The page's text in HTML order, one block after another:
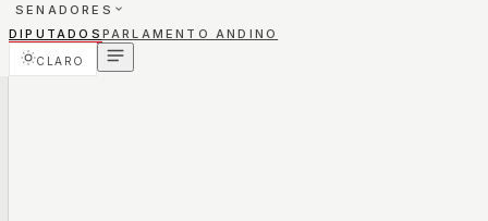
SENADORES
DIPUTADOS PARLAMENTO ANDINO
CLARO